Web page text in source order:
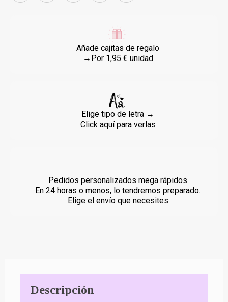
Añade cajitas de regalo
→Por 1,95 € unidad
Elige tipo de letra →
Click aquí para verlas
Pedidos personalizados mega rápidos
En 24 horas o menos, lo tendremos preparado.
Elige el envío que necesites
Descripción